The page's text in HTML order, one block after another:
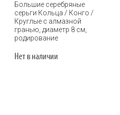
Большие серебряные
серьги Кольца / Конго /
Круглые с алмазной
гранью, диаметр 8 см,
родирование
Нет в наличии